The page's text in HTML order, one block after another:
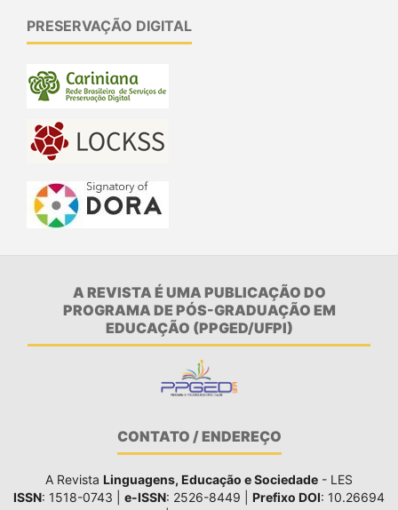
PRESERVAÇÃO DIGITAL
A REVISTA É UMA PUBLICAÇÃO DO
PROGRAMA DE PÓS-GRADUAÇÃO EM
EDUCAÇÃO (PPGED/UFPI)
CONTATO / ENDEREÇO
A Revista Linguagens, Educação e Sociedade - LES
ISSN: 1518-0743 | e-ISSN: 2526-8449 | Prefixo DOI: 10.26694